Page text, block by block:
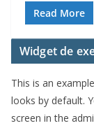
Read More
Widget de
This is an
looks by default.
screen in the